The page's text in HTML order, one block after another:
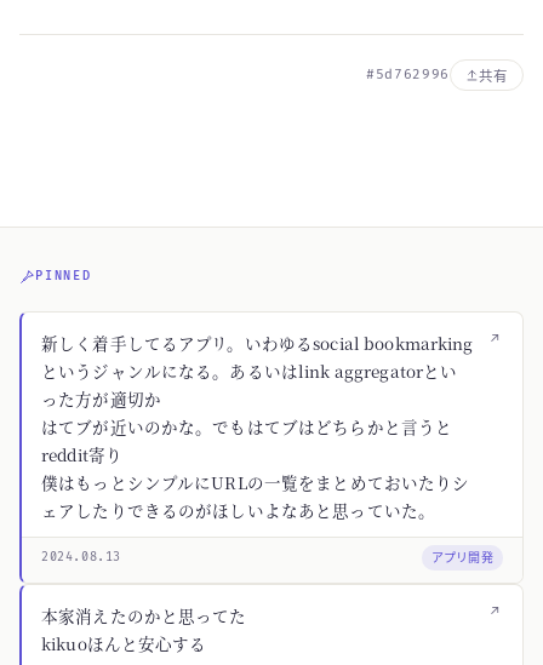
#5d762996 共有
PINNED
↗
新しく着手してるアプリ。いわゆるsocial bookmarking
というジャンルになる。あるいはlink aggregatorとい
った方が適切か
はてブが近いのかな。でもはてブはどちらかと言うと
reddit寄り
僕はもっとシンプルにURLの一覧をまとめておいたりシ
ェアしたりできるのがほしいよなあと思っていた。
2024.08.13 アプリ開発
↗
本家消えたのかと思ってた
kikuoほんと安心する